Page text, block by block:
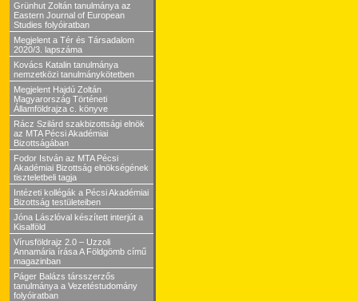
Grünhut Zoltán tanulmánya az
Eastern Journal of European
Studies folyóiratban
Megjelent a Tér és Társadalom
2020/3. lapszáma
Kovács Katalin tanulmánya
nemzetközi tanulmánykötetben
Megjelent Hajdú Zoltán
Magyarország Történeti
Államföldrajza c. könyve
Rácz Szilárd szakbizottsági elnök
az MTA Pécsi Akadémiai
Bizottságában
Fodor István az MTA Pécsi
Akadémiai Bizottság elnökségének
tiszteletbeli tagja
Intézeti kollégák a Pécsi Akadémiai
Bizottság testületeiben
Jóna Lászlóval készített interjút a
Kisalföld
Vírusföldrajz 2.0 – Uzzoli
Annamária írása A Földgömb című
magazinban
Páger Balázs társszerzős
tanulmánya a Vezetéstudomány
folyóiratban